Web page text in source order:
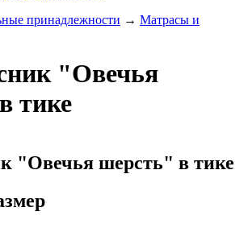
принадлежности → Матрасы и
"Овечья
тике
"Овечья шерсть" в тике